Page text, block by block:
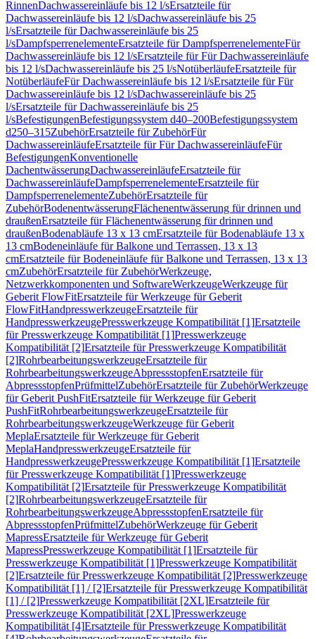
RinnenDachwassereinläufe bis 12 l/sErsatzteile für
Dachwassereinläufe bis 12 l/sDachwassereinläufe bis 25
l/sErsatzteile für Dachwassereinläufe bis 25
l/sDampfsperrenelementeErsatzteile für DampfsperrenelementeFür
Dachwassereinläufe bis 12 l/sErsatzteile für Für Dachwassereinläufe
bis 12 l/sDachwassereinläufe bis 25 l/sNotüberläufeErsatzteile für
NotüberläufeFür Dachwassereinläufe bis 12 l/sErsatzteile für Für
Dachwassereinläufe bis 12 l/sDachwassereinläufe bis 25
l/sErsatzteile für Dachwassereinläufe bis 25
l/sBefestigungenBefestigungssystem d40–200Befestigungssystem
d250–315ZubehörErsatzteile für ZubehörFür
DachwassereinläufeErsatzteile für Für DachwassereinläufeFür
BefestigungenKonventionelle
DachentwässerungDachwassereinläufeErsatzteile für
DachwassereinläufeDampfsperrenelementeErsatzteile für
DampfsperrenelementeZubehörErsatzteile für
ZubehörBodenentwässerungFlächenentwässerung für drinnen und
draußenErsatzteile für Flächenentwässerung für drinnen und
draußenBodenabläufe 13 x 13 cmErsatzteile für Bodenabläufe 13 x
13 cmBodeneinläufe für Balkone und Terrassen, 13 x 13
cmErsatzteile für Bodeneinläufe für Balkone und Terrassen, 13 x 13
cmZubehörErsatzteile für ZubehörWerkzeuge,
Netzwerkkomponenten und SoftwareWerkzeugeWerkzeuge für
Geberit FlowFitErsatzteile für Werkzeuge für Geberit
FlowFitHandpresswerkzeugeErsatzteile für
HandpresswerkzeugePresswerkzeuge Kompatibilität [1]Ersatzteile
für Presswerkzeuge Kompatibilität [1]Presswerkzeuge
Kompatibilität [2]Ersatzteile für Presswerkzeuge Kompatibilität
[2]RohrbearbeitungswerkzeugeErsatzteile für
RohrbearbeitungswerkzeugeAbpressstopfenErsatzteile für
AbpressstopfenPrüfmittelZubehörErsatzteile für ZubehörWerkzeuge
für Geberit PushFitErsatzteile für Werkzeuge für Geberit
PushFitRohrbearbeitungswerkzeugeErsatzteile für
RohrbearbeitungswerkzeugeWerkzeuge für Geberit
MeplaErsatzteile für Werkzeuge für Geberit
MeplaHandpresswerkzeugeErsatzteile für
HandpresswerkzeugePresswerkzeuge Kompatibilität [1]Ersatzteile
für Presswerkzeuge Kompatibilität [1]Presswerkzeuge
Kompatibilität [2]Ersatzteile für Presswerkzeuge Kompatibilität
[2]RohrbearbeitungswerkzeugeErsatzteile für
RohrbearbeitungswerkzeugeAbpressstopfenErsatzteile für
AbpressstopfenPrüfmittelZubehörWerkzeuge für Geberit
MapressErsatzteile für Werkzeuge für Geberit
MapressPresswerkzeuge Kompatibilität [1]Ersatzteile für
Presswerkzeuge Kompatibilität [1]Presswerkzeuge Kompatibilität
[2]Ersatzteile für Presswerkzeuge Kompatibilität [2]Presswerkzeuge
Kompatibilität [1] / [2]Ersatzteile für Presswerkzeuge Kompatibilität
[1] / [2]Presswerkzeuge Kompatibilität [2XL]Ersatzteile für
Presswerkzeuge Kompatibilität [2XL]Presswerkzeuge
Kompatibilität [4]Ersatzteile für Presswerkzeuge Kompatibilität